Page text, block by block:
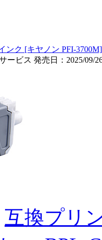
ンク [キヤノン PFI-
ービス 発売日：2025/09/
互換プリ